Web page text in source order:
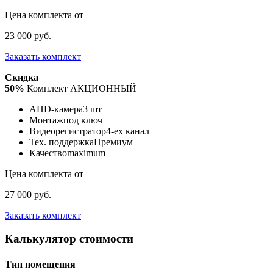
Цена комплекта от
23 000 руб.
Заказать комплект
Скидка
50% Комплект АКЦИОННЫЙ
AHD-камера3 шт
Монтажпод ключ
Видеорегистратор4-ех канал
Тех. поддержкаПремиум
Качествоmaximum
Цена комплекта от
27 000 руб.
Заказать комплект
Калькулятор стоимости
Тип помещения